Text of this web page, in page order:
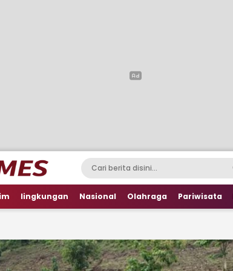
lingkungan Nasional Olahraga Pariwisata